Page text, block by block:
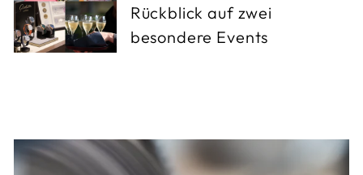
Rückblick auf zwei
besondere Events